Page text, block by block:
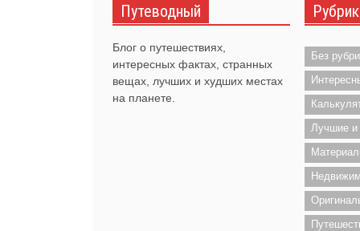
Путеводный
Блог о путешествиях,
интересных фактах, странных
вещах, лучших и худших местах
на планете.
Без
Лучшие и